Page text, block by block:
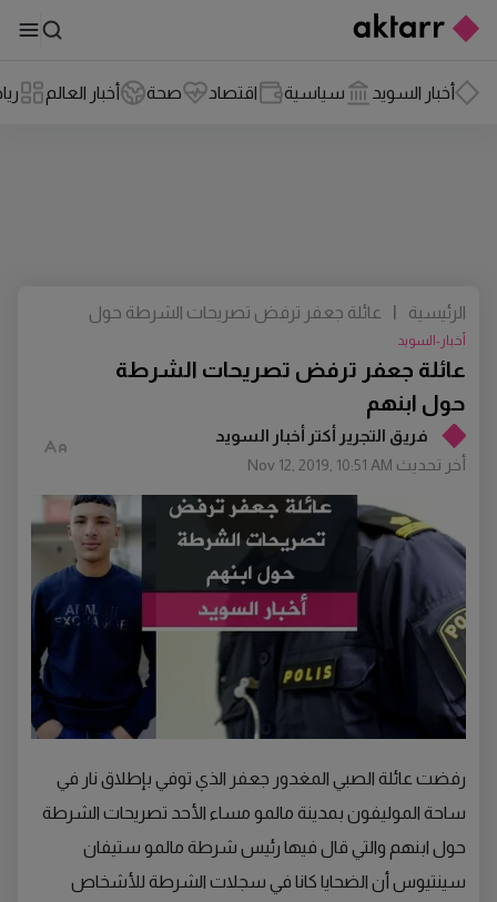
أخبار السويد سياسية اقتصاد صحة أخبار العالم
فريق التجرير أكتر أخبار السويد
أخر تحديث Nov 12, 2019, 10:51 AM
عائلة جعفر ترفض تصريحات الشرطة
حول ابنهم
أخبار-السويد
الرئيسية
عائلة جعفر ترفض تصريحات الشرطة حول
رفضت عائلة الصبي المغدور جعفر الذي توفي بإطلاق نار في
ساحة الموليفون بمدينة مالمو مساء الأحد تصريحات الشرطة
حول ابنهم والتي قال فيها رئيس شرطة مالمو ستيفان
سينتيوس أن الضحايا كانا في سجلات الشرطة للأشخاص